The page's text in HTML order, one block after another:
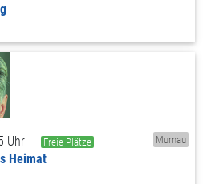
Uhr Freie Plätze Murnau
Heimat